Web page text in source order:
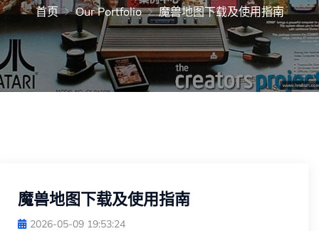
首页 Our Portfolio 魔兽地图下载及使用指南
魔兽地图下载及使用指南
2026-05-09 19:53:24